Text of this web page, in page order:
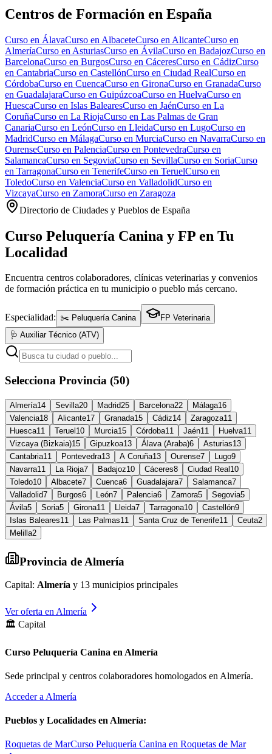
Centros de Formación en España
Curso en ÁlavaCurso en AlbaceteCurso en AlicanteCurso en
AlmeríaCurso en AsturiasCurso en ÁvilaCurso en BadajozCurso en
BarcelonaCurso en BurgosCurso en CáceresCurso en CádizCurso
en CantabriaCurso en CastellónCurso en Ciudad RealCurso en
CórdobaCurso en CuencaCurso en GironaCurso en GranadaCurso
en GuadalajaraCurso en GuipúzcoaCurso en HuelvaCurso en
HuescaCurso en Islas BalearesCurso en JaénCurso en La
CoruñaCurso en La RiojaCurso en Las Palmas de Gran
CanariaCurso en LeónCurso en LleidaCurso en LugoCurso en
MadridCurso en MálagaCurso en MurciaCurso en NavarraCurso en
OurenseCurso en PalenciaCurso en PontevedraCurso en
SalamancaCurso en SegoviaCurso en SevillaCurso en SoriaCurso
en TarragonaCurso en TenerifeCurso en TeruelCurso en
ToledoCurso en ValenciaCurso en ValladolidCurso en
VizcayaCurso en ZamoraCurso en Zaragoza
Directorio de Ciudades y Pueblos de España
Curso Peluquería Canina y FP en Tu
Localidad
Encuentra centros colaboradores, clínicas veterinarias y convenios
de formación práctica en tu municipio o pueblo más cercano.
Especialidad: ✂️ Peluquería Canina
FP Veterinaria
🩺 Auxiliar Técnico (ATV)
Selecciona Provincia (50)
Almería14 Sevilla20 Madrid25 Barcelona22 Málaga16
Valencia18 Alicante17 Granada15 Cádiz14 Zaragoza11
Huesca11 Teruel 10 Murcia15 Córdoba11 Jaén11 Huelva11
Vizcaya (Bizkaia)15 Gipuzkoa13 Álava (Araba)6 Asturias13
Cantabria11 Pontevedra13 A Coruña13 Ourense7 Lugo9
Navarra11 La Rioja7 Badajoz10 Cáceres8 Ciudad Real 10
Toledo10 Albacete7 Cuenca6 Guadalajara7 Salamanca7
Valladolid7 Burgos6 León7 Palencia6 Zamora5 Segovia5
Ávila5 Soria5 Girona11 Lleida7 Tarragona10 Castellón9
Islas Baleares11 Las Palmas11 Santa Cruz de Tenerife11 Ceuta2
Melilla2
Provincia de Almería
Capital: Almería y 13 municipios principales
Ver oferta en Almería
🏛️ Capital
Curso Peluquería Canina en Almería
Sede principal y centros colaboradores homologados en Almería.
Acceder a Almería
Pueblos y Localidades en Almería:
Roquetas de MarCurso Peluquería Canina en Roquetas de Mar